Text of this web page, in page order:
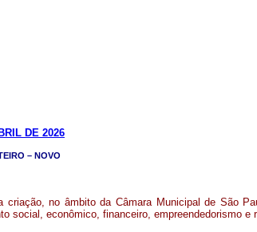
DE 2026
– NOVO
criação, no âmbito da Câmara Municipal de São
social, econômico, financeiro, empreendedorismo e